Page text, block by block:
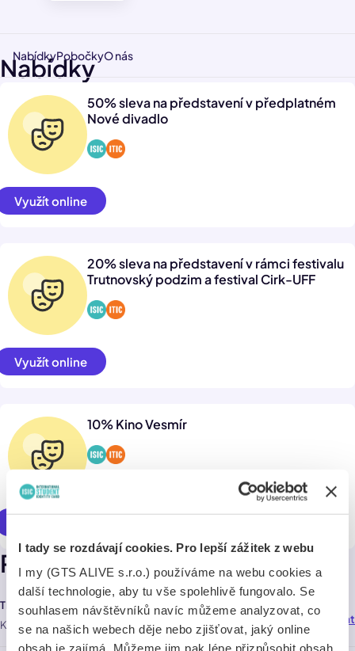
I tady se rozdávají cookies. Pro lepší zážitek z webu
I my (GTS ALIVE s.r.o.) používáme na webu cookies a
další technologie, aby tu vše spolehlivě fungovalo. Se
souhlasem návštěvníků navíc můžeme analyzovat, co
se na našich webech děje nebo zjišťovat, jaký online
obsah je zajímá. Můžeme jim pak lépe přizpůsobit obsah
NabídkyPobočkyO nás
Nabídky
50% sleva na představení v předplatném
Nové divadlo
Využít online
20% sleva na představení v rámci festivalu
Trutnovský podzim a festival Cirk-UFF
Využít online
10% Kino Vesmír
Pobočky
TIC Trutnov
Krakonošovo nám. 72 , Trutnov 54101
99,0 km Navigovat